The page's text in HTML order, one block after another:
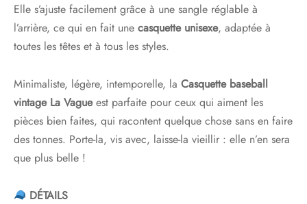
Elle s’ajuste facilement grâce à une sangle réglable à
l’arrière, ce qui en fait une casquette unisexe, adaptée à
toutes les têtes et à tous les styles.
Minimaliste, légère, intemporelle, la Casquette baseball
vintage La Vagueest parfaite pour ceux qui aiment les
pièces bien faites, qui racontent quelque chose sans en faire
des tonnes. Porte-la, vis avec, laisse-la vieillir : elle n’en sera
que plus belle !
DÉTAILS